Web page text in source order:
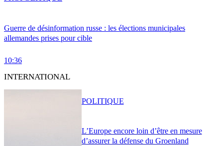
Guerre de désinformation russe : les élections municipales
allemandes prises pour cible
10:36
INTERNATIONAL
L’Europe encore loin d’être en mesure
d’assurer la défense du Groenland
POLITIQUE